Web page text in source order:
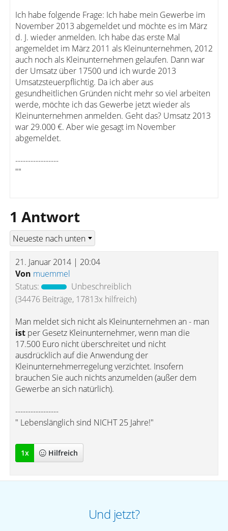
Ich habe folgende Frage: Ich habe mein Gewerbe im
November 2013 abgemeldet und möchte es im März
d. J. wieder anmelden. Ich habe das erste Mal
angemeldet im März 2011 als Kleinunternehmen, 2012
auch noch als Kleinunternehmen gelaufen. Dann war
der Umsatz über 17500 und ich wurde 2013
Umsatzsteuerpflichtig. Da ich aber aus
gesundheitlichen Gründen nicht mehr so viel arbeiten
werde, möchte ich das Gewerbe jetzt wieder als
Kleinunternehmen anmelden. Geht das? Umsatz 2013
war 29.000 €. Aber wie gesagt im November
abgemeldet.
-----------------
""
1 Antwort
21. Januar 2014 | 20:04
Von muemmel
Status:
Unbeschreiblich
(34476 Beiträge, 17813x hilfreich)
Man meldet sich nicht als Kleinunternehmen an - man
ist per Gesetz Kleinunternehmer, wenn man die
17.500 Euro nicht überschreitet und nicht
ausdrücklich auf die Anwendung der
Kleinunternehmerregelung verzichtet. Insofern
brauchen Sie auch nichts anzumelden (außer dem
Gewerbe an sich natürlich).
-----------------
" Lebenslänglich sind NICHT 25 Jahre!"
1x Hilfreich
Und jetzt?